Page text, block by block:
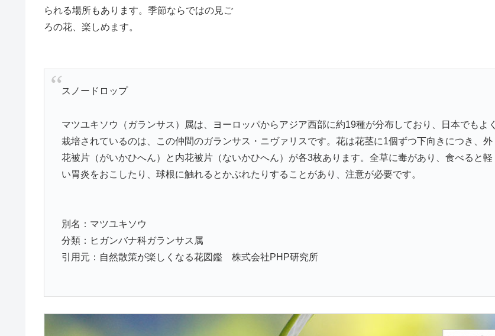
られる場所もあります。季節ならではの見ご
ろの花、楽しめます。
スノードロップ
マツユキソウ（ガランサス）属は、ヨーロッパからアジア西部に約19種が分布しており、日本でもよく
栽培されているのは、この仲間のガランサス・ニヴァリスです。花は花茎に1個ずつ下向きにつき、外
花被片（がいかひへん）と内花被片（ないかひへん）が各3枚あります。全草に毒があり、食べると軽
い胃炎をおこしたり、球根に触れるとかぶれたりすることがあり、注意が必要です。
別名：マツユキソウ
分類：ヒガンバナ科ガランサス属
引用元：自然散策が楽しくなる花図鑑 株式会社PHP研究所